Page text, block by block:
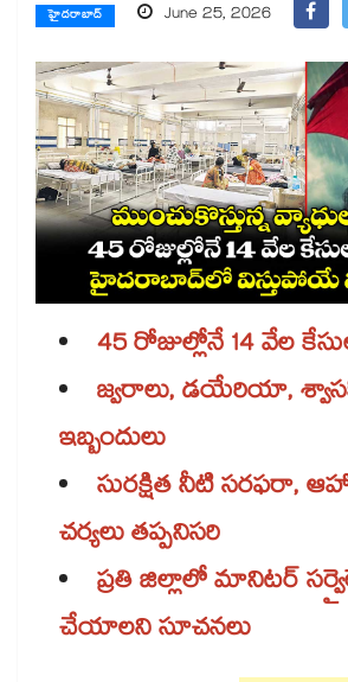
హైదరాబాద్ June 25, 2026
45 రోజుల్లోనే 14 వేల
జ్వరాలు, డయేరియా,
ఇబ్బందులు
సురక్షిత నీటి సరఫరా,
చర్యలు తప్పనిసరి
ప్రతి జిల్లాలో మానిటర్
చేయాలని సూచనలు